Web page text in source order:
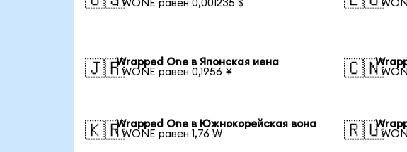
1 WONE равен 0,001235 $
1
🇯🇵Wrapped One в Японская иена
1 WONE равен 0,1956 ¥
🇨🇳
1
🇰🇷Wrapped One в Южнокорейская вона
1 WONE равен 1,76 ₩
🇷🇺
1